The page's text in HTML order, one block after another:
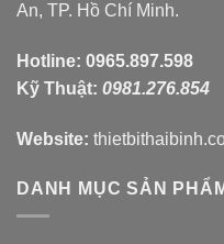
An, TP. Hồ Chí Minh.
Hotline: 0965.897.598
Kỹ Thuật: 0981.276.854
Website:
DANH MỤC SẢN